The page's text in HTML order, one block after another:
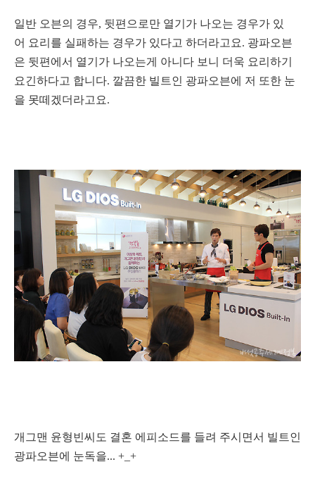
일반 오븐의 경우, 뒷편으로만 열기가 나오는 경우가 있
어 요리를 실패하는 경우가 있다고 하더라고요. 광파오븐
은 뒷편에서 열기가 나오는게 아니다 보니 더욱 요리하기
요긴하다고 합니다. 깔끔한 빌트인 광파오븐에 저 또한 눈
을 못떼겠더라고요.
개그맨 윤형빈씨도 결혼 에피소드를 들려 주시면서 빌트인
광파오븐에 눈독을... +_+